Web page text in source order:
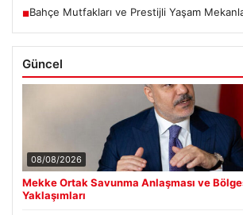
■Bahçe Mutfakları ve Prestijli Yaşam
Güncel
08/08/2026
Mekke Ortak Savunma Anlaşması ve
Yaklaşımları